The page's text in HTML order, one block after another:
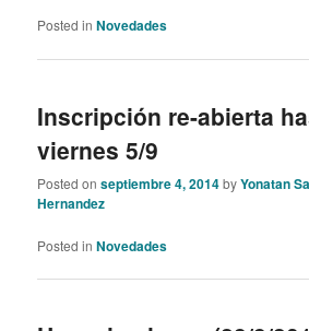
Posted in Novedades
Inscripción re-abierta
viernes 5/9
Posted onseptiembre 4, 2014byYonatan
Hernandez
Posted in Novedades